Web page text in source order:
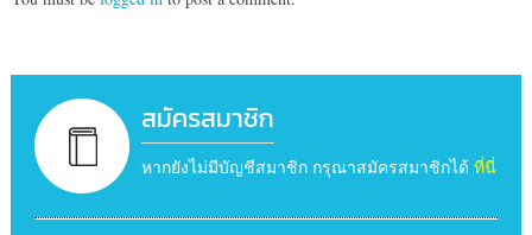
สมัครสมาชิก
หากยังไม่มีบัญชีสมาชิก กรุณาสมัครสมาชิกได้ ที่นี่